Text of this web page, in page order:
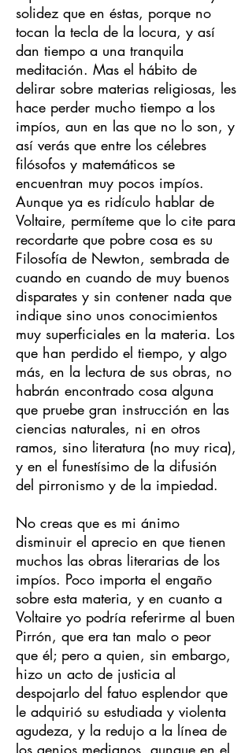
solidez que en éstas, porque no
tocan la tecla de la locura, y así
dan tiempo a una tranquila
meditación. Mas el hábito de
delirar sobre materias religiosas, les
hace perder mucho tiempo a los
impíos, aun en las que no lo son, y
así verás que entre los célebres
filósofos y matemáticos se
encuentran muy pocos impíos.
Aunque ya es ridículo hablar de
Voltaire, permíteme que lo cite para
recordarte que pobre cosa es su
Filosofía de Newton, sembrada de
cuando en cuando de muy buenos
disparates y sin contener nada que
indique sino unos conocimientos
muy superficiales en la materia. Los
que han perdido el tiempo, y algo
más, en la lectura de sus obras, no
habrán encontrado cosa alguna
que pruebe gran instrucción en las
ciencias naturales, ni en otros
ramos, sino literatura (no muy rica),
y en el funestísimo de la difusión
del pirronismo y de la impiedad.
No creas que es mi ánimo
disminuir el aprecio en que tienen
muchos las obras literarias de los
impíos. Poco importa el engaño
sobre esta materia, y en cuanto a
Voltaire yo podría referirme al buen
Pirrón, que era tan malo o peor
que él; pero a quien, sin embargo,
hizo un acto de justicia al
despojarlo del fatuo esplendor que
le adquirió su estudiada y violenta
agudeza, y la redujo a la línea de
los genios medianos, aunque en el